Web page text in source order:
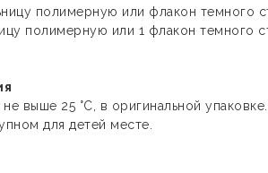
полимерную или флакон темного
полимерную или 1 флакон темного
выше 25 °С, в оригинальной упаковке.
для детей месте.